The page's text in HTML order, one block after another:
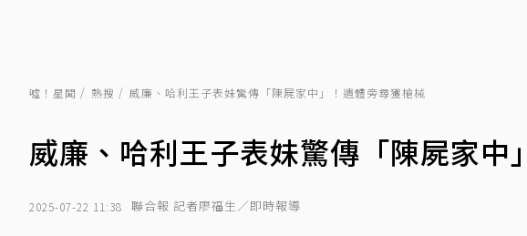
噓！星聞 熱搜 威廉、哈利王子表妹驚傳「陳屍家中」！遺體旁尋獲槍械
威廉、哈利王子表妹驚傳「陳屍家中
2025-07-22 11:38 聯合報 記者廖福生／即時報導